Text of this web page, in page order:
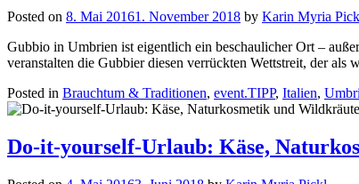
Posted on 8. Mai 20161. November 2018 by Karin Myria
Gubbio in Umbrien ist eigentlich ein beschaulicher Ort –
veranstalten die Gubbier diesen verrückten Wettstreit, der
Posted in Brauchtum & Traditionen, event.TIPP, Italien,
Do-it-yourself-Urlaub: Käse,